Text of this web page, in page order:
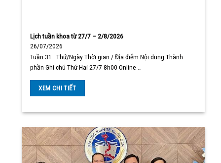
Lịch tuần khoa từ 27/7 – 2/8/2026
26/07/2026
Tuần 31 Thứ/Ngày Thời gian / Địa điểm Nội dung Thành
phần Ghi chú Thứ Hai 27/7 8h00 Online …
XEM CHI TIẾT